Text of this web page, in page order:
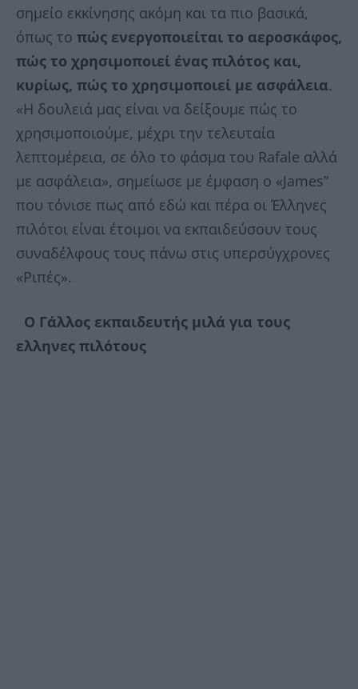
σημείο εκκίνησης ακόμη και τα πιο βασικά,
όπως το πώς ενεργοποιείται το αεροσκάφος,
πώς το χρησιμοποιεί ένας πιλότος και,
κυρίως, πώς το χρησιμοποιεί με ασφάλεια.
«Η δουλειά μας είναι να δείξουμε πώς το
χρησιμοποιούμε, μέχρι την τελευταία
λεπτομέρεια, σε όλο το φάσμα του Rafale αλλά
με ασφάλεια», σημείωσε με έμφαση ο «James”
που τόνισε πως από εδώ και πέρα οι Έλληνες
πιλότοι είναι έτοιμοι να εκπαιδεύσουν τους
συναδέλφους τους πάνω στις υπερσύγχρονες
«Ριπές».
Ο Γάλλος εκπαιδευτής μιλά για τους
ελληνες πιλότους